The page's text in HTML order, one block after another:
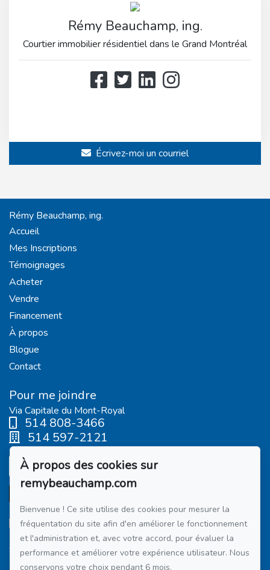
Rémy Beauchamp, ing.
Courtier immobilier résidentiel dans le Grand Montréal
Écrivez-moi un courriel
Rémy Beauchamp, ing.
Accueil
Mes Inscriptions
Témoignages
Acheter
Vendre
Financement
À propos
Blogue
Contact
Pour me joindre
Via Capitale du Mont-Royal
514 808-3466
514 597-2121
Écrivez-moi un courriel
Suivez-moi sur Facebook !
À propos des cookies sur
remybeauchamp.com
Bienvenue ! Ce site utilise des cookies pour mesurer la
fréquentation du site afin d'en améliorer le fonctionnement
et l'administration et, avec votre accord, pour évaluer la
performance et améliorer votre expérience utilisateur. Nous
conservons votre choix pendant 6 mois.